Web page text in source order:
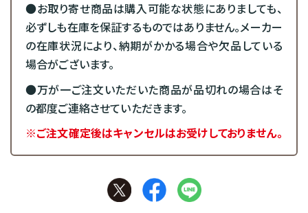
●お取り寄せ商品は購入可能な状態にありましても、
必ずしも在庫を保証するものではありません。メーカー
の在庫状況により、納期がかかる場合や欠品している
場合がございます。
●万が一ご注文いただいた商品が品切れの場合はそ
の都度ご連絡させていただきます。
※ご注文確定後はキャンセルはお受けしておりません。